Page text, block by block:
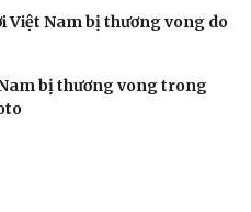
Việt Nam bị thương vong do
bị thương vong trong